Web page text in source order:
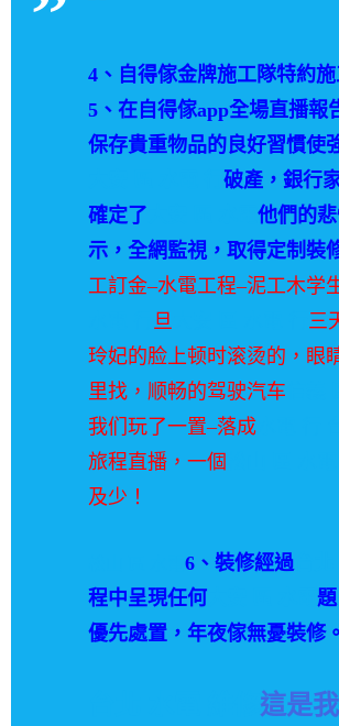
4、自得傢金牌施工隊特約施
5、在自得傢app全場直播報
保存貴重物品的良好習慣使
破產，銀行
確定了
他們的
示，全網監視，取得定制裝
工訂金–水電工程–泥工木学
旦
三
玲妃的脸上顿时滚烫的，眼
里找，顺畅的驾驶汽车
我们玩了一置–落成
旅程直播，一個
及少！
6、裝修經過台北
程中呈現任何
優先處置，年夜傢無憂裝修。
這是